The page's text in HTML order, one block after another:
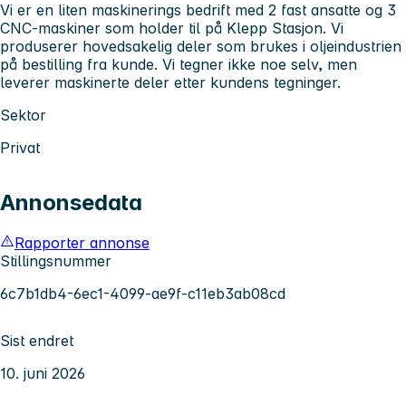
Vi er en liten maskinerings bedrift med 2 fast ansatte og 3
CNC-maskiner som holder til på Klepp Stasjon. Vi
produserer hovedsakelig deler som brukes i oljeindustrien
på bestilling fra kunde. Vi tegner ikke noe selv, men
leverer maskinerte deler etter kundens tegninger.
Sektor
Privat
Annonsedata
Rapporter annonse
Stillingsnummer
6c7b1db4-6ec1-4099-ae9f-c11eb3ab08cd
Sist endret
10. juni 2026